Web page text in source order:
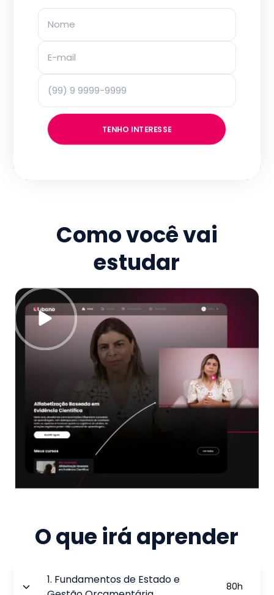
TENHO INTERESSE
Como você vai
estudar
O que irá aprender
1. Fundamentos de Estado e
80h